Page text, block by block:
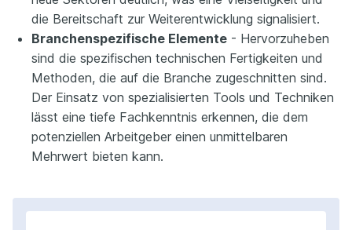
die Bereitschaft zur Weiterentwicklung signalisiert.
Branchenspezifische Elemente - Hervorzuheben
sind die spezifischen technischen Fertigkeiten und
Methoden, die auf die Branche zugeschnitten sind.
Der Einsatz von spezialisierten Tools und Techniken
lässt eine tiefe Fachkenntnis erkennen, die dem
potenziellen Arbeitgeber einen unmittelbaren
Mehrwert bieten kann.